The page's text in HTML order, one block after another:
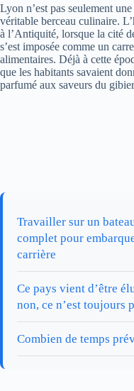
Lyon n’est pas seulement
véritable berceau culinaire.
à l’Antiquité, lorsque la cité
s’est imposée comme un
alimentaires. Déjà à cette
que les habitants savaient
parfumé aux saveurs du
Travailler sur un
complet pour
carrière
Ce pays vient d’être
non, ce n’est toujours
Combien de temps